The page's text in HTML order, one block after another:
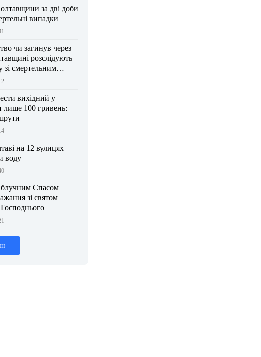
за дві доби
випадки
чи загинув через
розслідують
зі смертельним
вихідний у
лише 100 гривень:
на 12 вулицях
воду
Спасом
зі святом